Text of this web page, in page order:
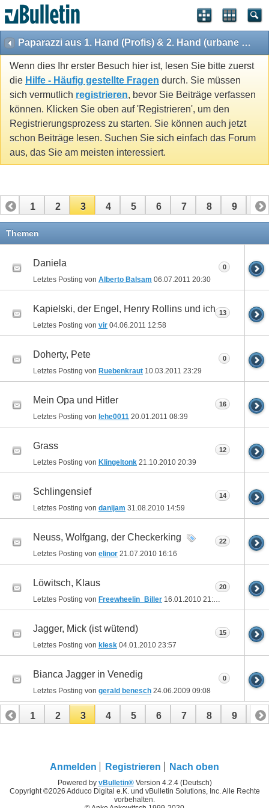
Paparazzi aus 1. Hand (Profis) & 2. Hand (urbane Mythen)
Wenn dies Ihr erster Besuch hier ist, lesen Sie bitte zuerst
die Hilfe - Häufig gestellte Fragen durch. Sie müssen
sich vermutlich registrieren, bevor Sie Beiträge verfassen
können. Klicken Sie oben auf 'Registrieren', um den
Registrierungsprozess zu starten. Sie können auch jetzt
schon Beiträge lesen. Suchen Sie sich einfach das Forum
aus, das Sie am meisten interessiert.
1 2 3 4 5 6 7 8 9 10
11
Themen
Daniela
Letztes Posting von Alberto Balsam 06.07.2011 20:30
0
Kapielski, der Engel, Henry Rollins und ich
Letztes Posting von vir 04.06.2011 12:58
13
Doherty, Pete
Letztes Posting von Ruebenkraut 10.03.2011 23:29
0
Mein Opa und Hitler
Letztes Posting von lehe0011 20.01.2011 08:39
16
Grass
Letztes Posting von Klingeltonk 21.10.2010 20:39
12
Schlingensief
Letztes Posting von danijam 31.08.2010 14:59
14
Neuss, Wolfgang, der Checkerking
Letztes Posting von elinor 21.07.2010 16:16
22
Löwitsch, Klaus
Letztes Posting von Freewheelin_Biller 16.01.2010 21:49
20
Jagger, Mick (ist wütend)
Letztes Posting von klesk 04.01.2010 23:57
15
Bianca Jagger in Venedig
Letztes Posting von gerald benesch 24.06.2009 09:08
0
1 2 3 4 5 6 7 8 9 10
Anmelden Registrieren Nach oben
Powered by vBulletin®Version 4.2.4 (Deutsch)
Copyright ©2026 Adduco Digital e.K. und vBulletin Solutions, Inc. Alle Rechte
vorbehalten.